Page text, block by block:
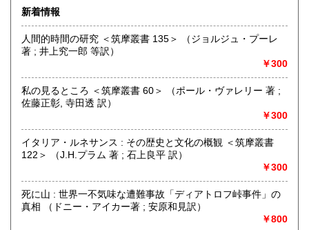
沿線名：-
最寄駅：-
営業時間：13:00-19:00 (本は倉庫にあるため、店舗での購
覧ください)
定休日：なし
新着情報
人間的時間の研究 ＜筑摩叢書 135＞ （ジョルジュ・プーレ
著 ; 井上究一郎 等訳）
￥300
私の見るところ ＜筑摩叢書 60＞ （ポール・ヴァレリー 著 ;
佐藤正彰, 寺田透 訳）
￥300
イタリア・ルネサンス : その歴史と文化の概観 ＜筑摩叢書
122＞ （J.H.プラム 著 ; 石上良平 訳）
￥300
死に山 : 世界一不気味な遭難事故「ディアトロフ峠事件」の
真相 （ドニー・アイカー著 ; 安原和見訳）
￥800